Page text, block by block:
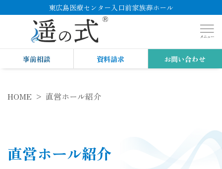
東広島医療センター入口前家族葬ホール
事前相談 資料請求 お問い合わせ
HOME 直営ホール紹介
直営ホール紹介